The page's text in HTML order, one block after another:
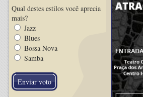
Qual destes estilos você aprecia
mais?
Jazz
Blues
Bossa Nova
Samba